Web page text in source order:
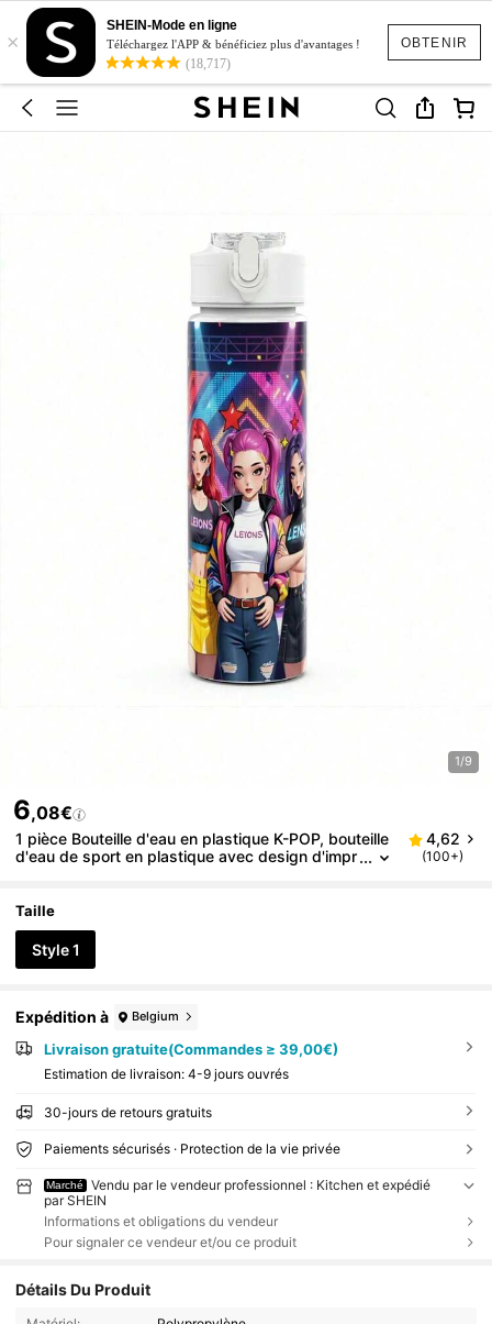
OBTENIR
×
SHEIN-Mode en ligne
Téléchargez l'APP & bénéficiez plus d'avantages !
(18,717)
1/9
6,08€
1 pièce Bouteille d'eau en plastique K-POP, bouteille
d'eau de sport en plastique avec design d'impr
ge légère et étanche, convient pour les cadeaux d'a
nniversaire, Noël, Halloween, Thanksgiving
4,62
(100+)
Taille
Style 1
Expédition à Belgium
Livraison gratuite(Commandes ≥ 39,00€)
Estimation de livraison: 4-9 jours ouvrés
30-jours de retours gratuits
Paiements sécurisés · Protection de la vie privée
Marché
Vendu par le vendeur professionnel : Kitchen et expédié
par SHEIN
Informations et obligations du vendeur
Pour signaler ce vendeur et/ou ce produit
Détails Du Produit